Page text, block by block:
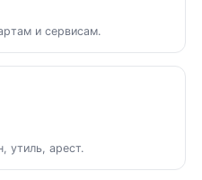
и сервисам.
утиль, арест.